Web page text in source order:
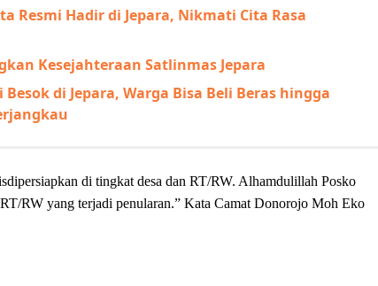
Resmi Hadir di Jepara, Nikmati Cita Rasa
Kesejahteraan Satlinmas Jepara
Besok di Jepara, Warga Bisa Beli Beras hingga
di tingkat desa dan RT/RW. Alhamdulillah Posko
RW yang terjadi penularan.” Kata Camat Donorojo Moh Eko